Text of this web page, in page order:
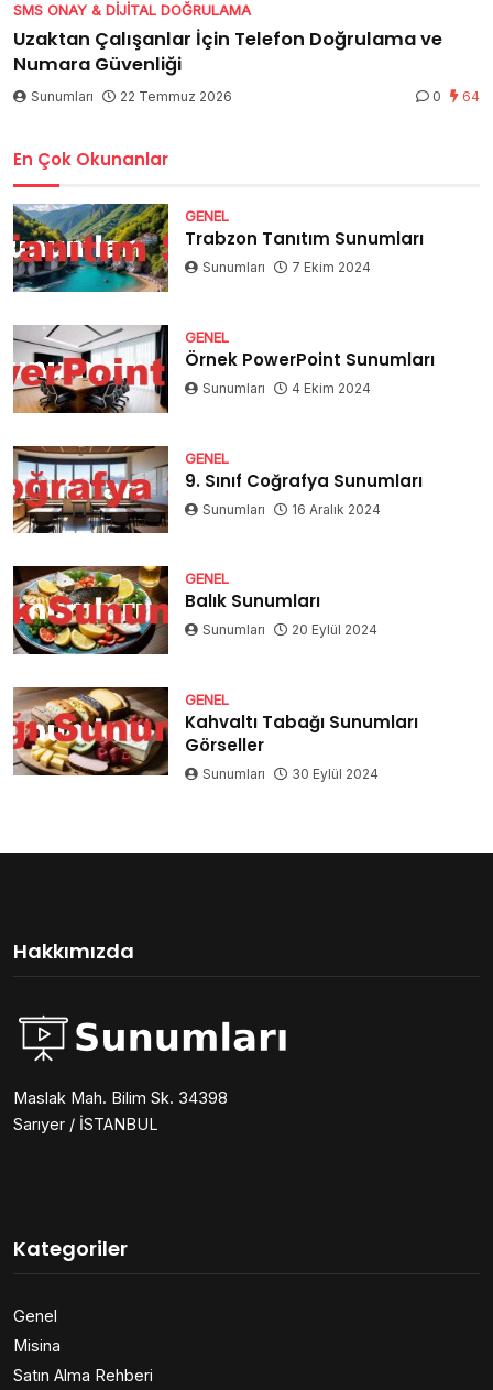
SMS ONAY & DIJITAL DOĞRULAMA
Uzaktan Çalışanlar İçin Telefon Doğrulama ve
Numara Güvenliği
Sunumları 22 Temmuz 2026 0 64
En Çok Okunanlar
GENEL
Trabzon Tanıtım Sunumları
Sunumları 7 Ekim 2024
GENEL
Örnek PowerPoint Sunumları
Sunumları 4 Ekim 2024
GENEL
9. Sınıf Coğrafya Sunumları
Sunumları 16 Aralık 2024
GENEL
Balık Sunumları
Sunumları 20 Eylül 2024
GENEL
Kahvaltı Tabağı Sunumları
Görseller
Sunumları 30 Eylül 2024
Hakkımızda
Maslak Mah. Bilim Sk. 34398
Sarıyer / İSTANBUL
Kategoriler
Genel
Misina
Satın Alma Rehberi